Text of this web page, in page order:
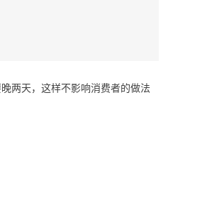
两天，这样不影响消费者的做法